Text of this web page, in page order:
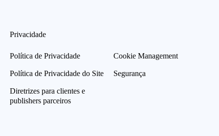
Privacidade
Política de Privacidade
Política de Privacidade do Site
Diretrizes para clientes e
publishers parceiros
Cookie Management
Segurança